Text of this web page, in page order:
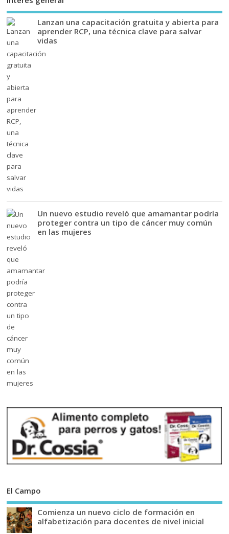
Lanzan una capacitación gratuita y abierta para
aprender RCP, una técnica clave para salvar
vidas
Un nuevo estudio reveló que amamantar podría
proteger contra un tipo de cáncer muy común
en las mujeres
El Campo
Comienza un nuevo ciclo de formación en
alfabetización para docentes de nivel inicial